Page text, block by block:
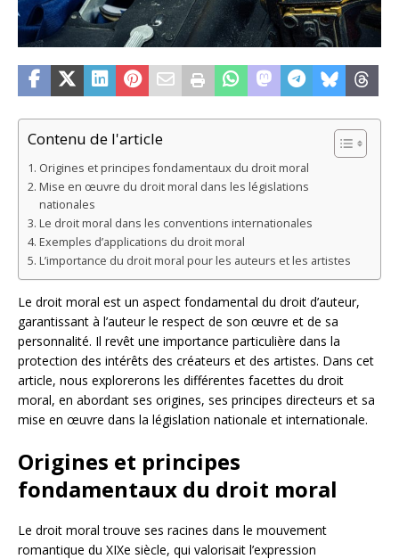
Contenu de l'article
Origines et principes fondamentaux du droit moral
Mise en œuvre du droit moral dans les législations
nationales
Le droit moral dans les conventions internationales
Exemples d’applications du droit moral
L’importance du droit moral pour les auteurs et les artistes
Le droit moral est un aspect fondamental du droit d’auteur,
garantissant à l’auteur le respect de son œuvre et de sa
personnalité. Il revêt une importance particulière dans la
protection des intérêts des créateurs et des artistes. Dans cet
article, nous explorerons les différentes facettes du droit
moral, en abordant ses origines, ses principes directeurs et sa
mise en œuvre dans la législation nationale et internationale.
Origines et principes
fondamentaux du droit moral
Le droit moral trouve ses racines dans le mouvement
romantique du XIXe siècle, qui valorisait l’expression